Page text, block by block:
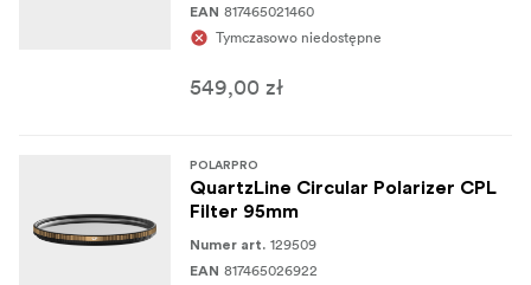
EAN 817465021460
Tymczasowo niedostępne
549,00 zł
POLARPRO
QuartzLine Circular Polarizer CPL
Filter 95mm
Numer art. 129509
EAN 817465026922